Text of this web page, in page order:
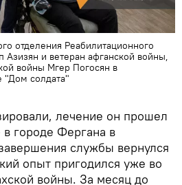
отделения Реабилитационного
Азизян и ветеран афганской войны,
войны Мгер Погосян в
"Дом солдата"
лечение он прошел
в городе Фергана в
службы вернулся
опыт пригодился уже во
войны. За месяц до